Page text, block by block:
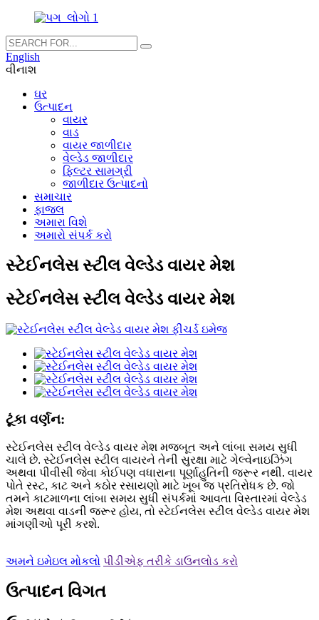
English
વીનાશ
ઘર
ઉત્પાદન
વાયર
વાડ
વાયર જાળીદાર
વેલ્ડેડ જાળીદાર
ફિલ્ટર સામગ્રી
જાળીદાર ઉત્પાદનો
સમાચાર
ફાજલ
અમારા વિશે
અમારો સંપર્ક કરો
સ્ટેઈનલેસ સ્ટીલ વેલ્ડેડ વાયર મેશ
સ્ટેઈનલેસ સ્ટીલ વેલ્ડેડ વાયર મેશ
ટૂંકા વર્ણન:
સ્ટેઈનલેસ સ્ટીલ વેલ્ડેડ વાયર મેશ મજબૂત અને લાંબા સમય સુધી
ચાલે છે. સ્ટેઈનલેસ સ્ટીલ વાયરને તેની સુરક્ષા માટે ગેલ્વેનાઇઝિંગ
અથવા પીવીસી જેવા કોઈપણ વધારાના પૂર્ણાહુતિની જરૂર નથી. વાયર
પોતે રસ્ટ, કાટ અને કઠોર રસાયણો માટે ખૂબ જ પ્રતિરોધક છે. જો
તમને કાટમાળના લાંબા સમય સુધી સંપર્કમાં આવતા વિસ્તારમાં વેલ્ડેડ
મેશ અથવા વાડની જરૂર હોય, તો સ્ટેઈનલેસ સ્ટીલ વેલ્ડેડ વાયર મેશ
માંગણીઓ પૂરી કરશે.
અમને ઇમેઇલ મોકલો પીડીએફ તરીકે ડાઉનલોડ કરો
ઉત્પાદન વિગત